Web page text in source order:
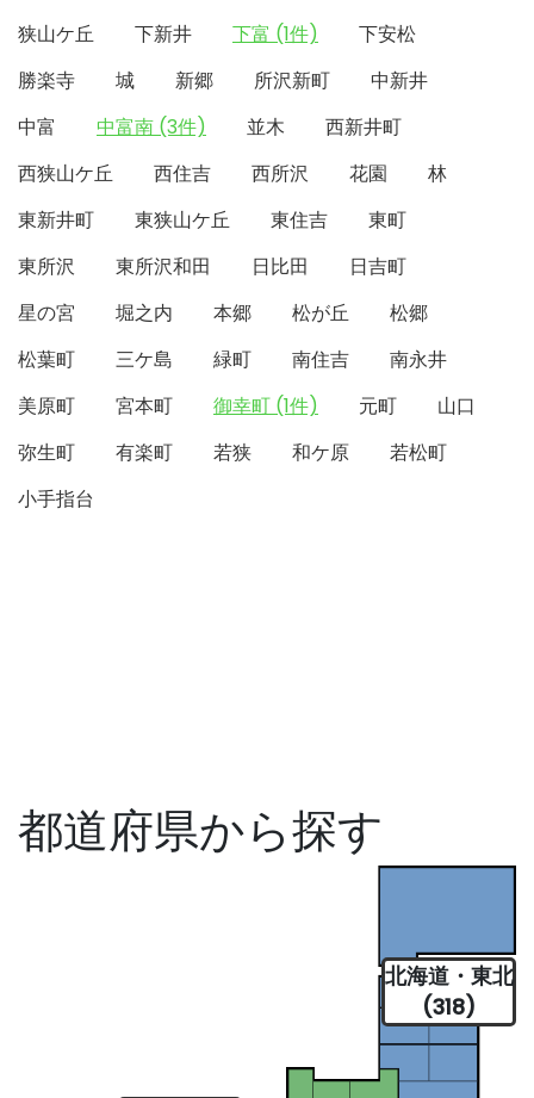
狭山ケ丘
下新井 下富 (1件)
下安松
勝楽寺
城 新郷 所沢新町
中新井
中富
中富南 (3件) 並木
西新井町
西狭山ケ丘
西住吉 西所沢 花園
林
東新井町
東狭山ケ丘 東住吉
東町
東所沢
東所沢和田 日比田
日吉町
星の宮
堀之内 本郷 松が丘
松郷
松葉町
三ケ島 緑町 南住吉
南永井
美原町
宮本町 御幸町 (1件) 元町
山口
弥生町
有楽町 若狭 和ケ原
若松町
小手指台
都道府県から探す
北海道・東北
(318)